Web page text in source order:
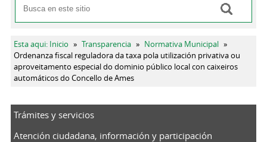
Formulario de búsqueda
Buscar
Se encuentra usted aquí
Esta aqui: Inicio » Transparencia » Normativa Municipal »
Ordenanza fiscal reguladora da taxa pola utilización privativa ou
aproveitamento especial do dominio público local con caixeiros
automáticos do Concello de Ames
Trámites y servicios
Atención ciudadana, información y participación